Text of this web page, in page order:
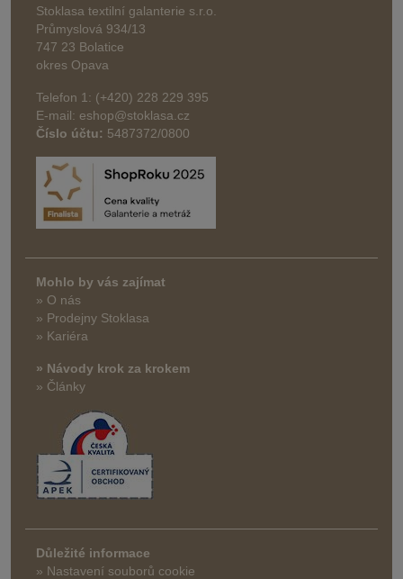
Stoklasa textilní galanterie s.r.o.
Průmyslová 934/13
747 23 Bolatice
okres Opava
Telefon 1: (+420) 228 229 395
E-mail: eshop@stoklasa.cz
Číslo účtu: 5487372/0800
Mohlo by vás zajímat
» O nás
» Prodejny Stoklasa
» Kariéra
» Návody krok za krokem
» Články
Důležité informace
» Nastavení souborů cookie